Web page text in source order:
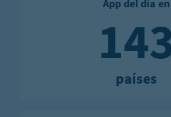
App del día en
países